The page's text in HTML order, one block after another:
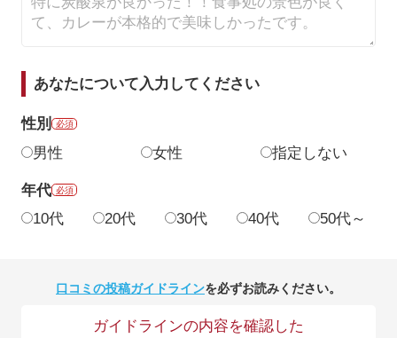
あなたについて入力してください
性別 必須
男性 女性 指定しない
年代 必須
10代 20代 30代 40代 50代～
口コミの投稿ガイドラインを必ずお読みください。
ガイドラインの内容を確認した